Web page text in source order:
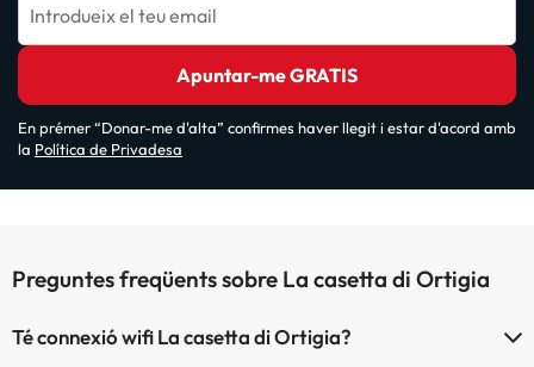
Introdueix el teu email
Apuntar-me GRATIS
En prémer “Donar-me d'alta” confirmes haver llegit i estar d'acord amb
la Política de Privadesa
Preguntes freqüents sobre La casetta di Ortigia
Té connexió wifi La casetta di Ortigia?